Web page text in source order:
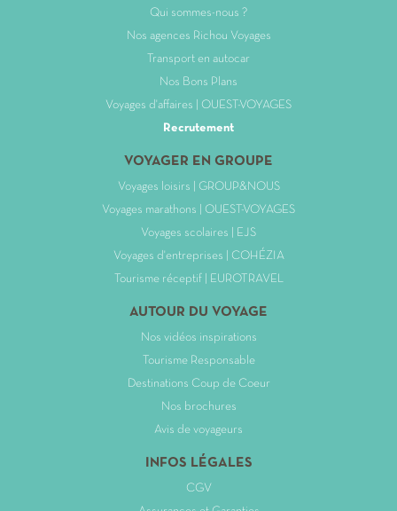
Qui sommes-nous ?
Nos agences Richou Voyages
Transport en autocar
Nos Bons Plans
Voyages d'affaires | OUEST-VOYAGES
Recrutement
VOYAGER EN GROUPE
Voyages loisirs | GROUP&NOUS
Voyages marathons | OUEST-VOYAGES
Voyages scolaires | EJS
Voyages d'entreprises | COHÉZIA
Tourisme réceptif | EUROTRAVEL
AUTOUR DU VOYAGE
Nos vidéos inspirations
Tourisme Responsable
Destinations Coup de Coeur
Nos brochures
Avis de voyageurs
INFOS LÉGALES
CGV